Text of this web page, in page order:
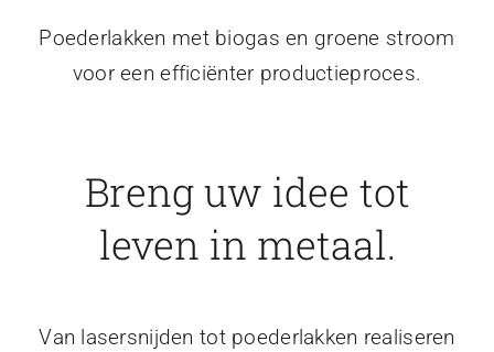
Poederlakken met biogas en groene stroom
voor een efficiënter productieproces.
Breng uw idee tot
leven in metaal.
Van lasersnijden tot poederlakken realiseren